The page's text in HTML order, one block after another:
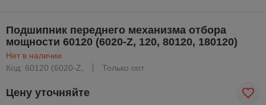
Подшипник переднего механизма отбора
мощности 60120 (6020-Z, 120, 80120, 180120)
Нет в наличии
Код: 60120 (6020-Z,
Только опт
Цену уточняйте